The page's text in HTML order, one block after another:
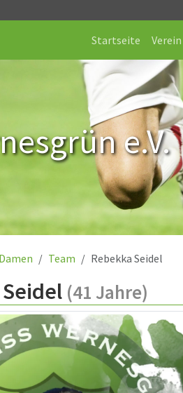
Startseite Verein
e.V.
Team Rebekka Seidel
(41 Jahre)